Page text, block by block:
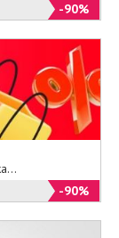
-90%
-90%